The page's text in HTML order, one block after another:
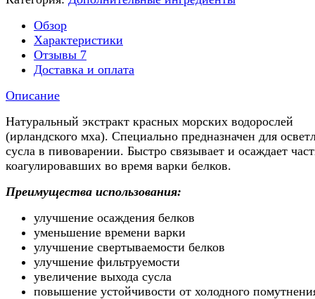
Обзор
Характеристики
Отзывы 7
Доставка и оплата
Описание
Натуральный экстракт красных морских водорослей
(ирландского мха). Специально предназначен для
сусла в пивоварении. Быстро связывает и осаждает
коагулировавших во время варки белков.
Преимущества использования:
улучшение осаждения белков
уменьшение времени варки
улучшение свертываемости белков
улучшение фильтруемости
увеличение выхода сусла
повышение устойчивости от холодного